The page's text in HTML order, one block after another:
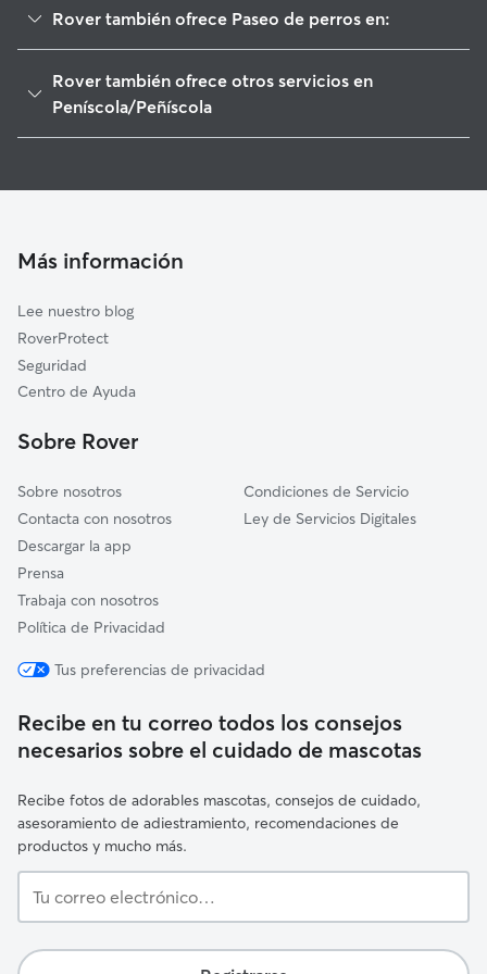
Rover también ofrece Paseo de perros en:
Santa Magdalena de Pulpis
Cervera del Maestre
Sant Jordi/San Jorge
Alcanar
Torreblanca
Rover también ofrece otros servicios en
Peníscola/Peñíscola
Cuidadores a domicilio en Peniscola-Peniscola
Más información
Lee nuestro blog
RoverProtect
Seguridad
Centro de Ayuda
Sobre Rover
Sobre nosotros
Contacta con nosotros
Descargar la app
Prensa
Trabaja con nosotros
Política de Privacidad
Condiciones de Servicio
Ley de Servicios Digitales
Tus preferencias de privacidad
Recibe en tu correo todos los consejos
necesarios sobre el cuidado de mascotas
Recibe fotos de adorables mascotas, consejos de cuidado,
asesoramiento de adiestramiento, recomendaciones de
productos y mucho más.
correo